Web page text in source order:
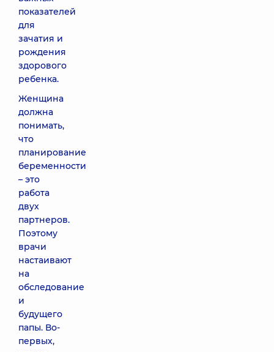
показателей
для
зачатия и
рождения
здорового
ребенка.
Женщина
должна
понимать,
что
планирование
беременности
– это
работа
двух
партнеров.
Поэтому
врачи
настаивают
на
обследование
и
будущего
папы. Во-
первых,